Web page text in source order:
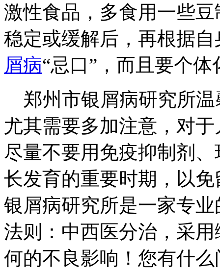
激性食品，多食用一些
稳定或缓解后，再根据
屑病“忌口”，而且要个
郑州市银屑病研究所温
尤其需要多加注意，对
尽量不要用免疫抑制剂
长发育的重要时期，以
银屑病研究所是一家专
法则：中西医分治，采
何的不良影响！您有什